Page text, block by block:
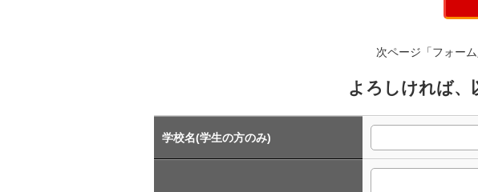
次ページ「フォー
よろしければ、
学校名(学生の方のみ)